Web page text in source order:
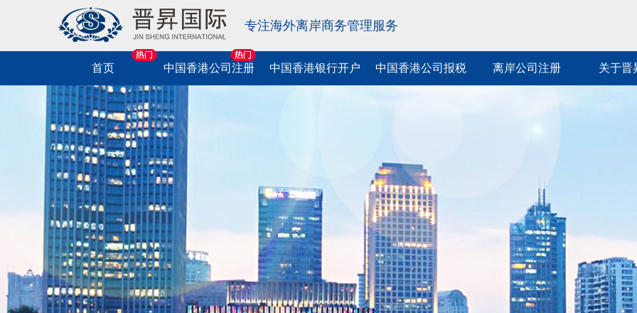
专注海外离岸商务管理服务
首页 中国香港公司注册 中国香港银行开户 中国香港公司报税 离岸公司注册 关于晋
中国香港公司
注册
中国香港协会注册
中国香港公司年审
中国香港律师公证
中国香港现成公司特卖
中国香港公司变更
挂中国香港电子水牌
相关业务
中国香港公司开户
中国香港个人开户
离岸公司开户
我要咨询
相关业务
中国香港公司税务咨询
中国香港公司做账报税
中国香港公司税务申报
中国香港公司税表申报
我要咨询
海外公司注册
美国公司注册
英国公司注册
新加坡公司注册
BVI公司注册
萨摩耶公司注册
马绍尔公司注册
相关业务
中国商标申请
中国香港商标申请
海外商标申请
软件著作权申请
出刊物著作权申请
版号申请
相关业务
美国移民
中国香港移民
欧洲移民
海外护照
新西兰移民
澳大利亚移民
相关业务
跨境法税服务
中港车牌业务
金融牌照申请
海外信托服务
个税汇算清缴